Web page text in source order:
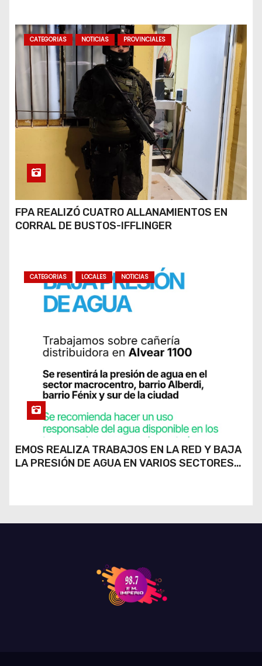
CATEGORIAS NOTICIAS PROVINCIALES
FPA REALIZÓ CUATRO ALLANAMIENTOS EN
CORRAL DE BUSTOS-IFFLINGER
CATEGORIAS LOCALES NOTICIAS
EMOS REALIZA TRABAJOS EN LA RED Y BAJA
LA PRESIÓN DE AGUA EN VARIOS SECTORES